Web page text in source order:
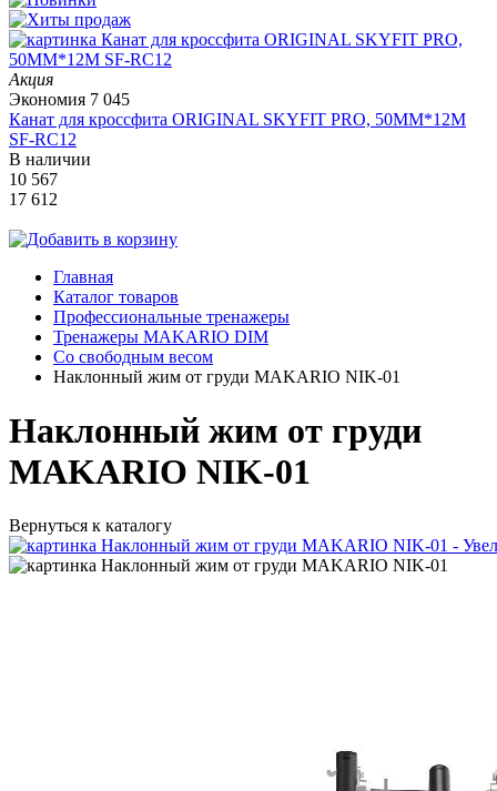
Акция
Экономия 7 045
Канат для кроссфита ORIGINAL SKYFIT PRO, 50MM*12M
SF-RС12
В наличии
10 567
17 612
Главная
Каталог товаров
Профессиональные тренажеры
Тренажеры MAKARIO DIM
Со свободным весом
Наклонный жим от груди MAKARIO NIK-01
Наклонный жим от груди
MAKARIO NIK-01
Вернуться к каталогу